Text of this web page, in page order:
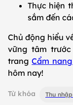
Thực hiện
sắm đến
Chủ động hiểu
vững tâm
trangCẩm
hôm nay!
Từ khóa Thu